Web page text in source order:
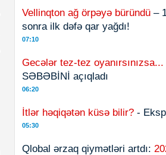
Vellinqton ağ örpəyə büründü –
sonra ilk dəfə qar yağdı!
07:10
Gecələr tez-tez oyanırsınızsa...
SƏBƏBİNİ açıqladı
06:20
İtlər həqiqətən küsə bilir? -
05:30
Qlobal ərzaq qiymətləri artdı: